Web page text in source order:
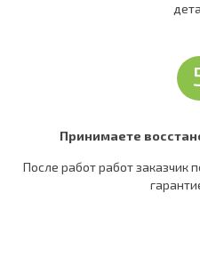
Принимаете
После работ работ заказчик